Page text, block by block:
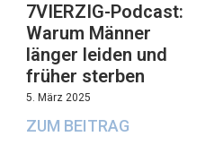
7VIERZIG-Podcast:
Warum Männer
länger leiden und
früher sterben
5. März 2025
ZUM BEITRAG